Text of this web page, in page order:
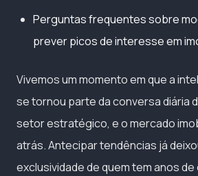
Perguntas frequentes sobre
prever picos de interesse em
Vivemos um momento em que a
se tornou parte da conversa diária
setor estratégico, e o mercado
atrás. Antecipar tendências já
exclusividade de quem tem anos